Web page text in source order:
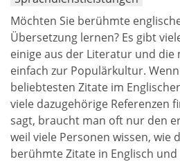
Möchten Sie berühmte
Übersetzung lernen? Es gibt
einige aus der Literatur und die
einfach zur Populärkultur.
beliebtesten Zitate im
viele dazugehörige Referenzen
sagt, braucht man oft nur den
weil viele Personen wissen, wie
berühmte Zitate in Englisch